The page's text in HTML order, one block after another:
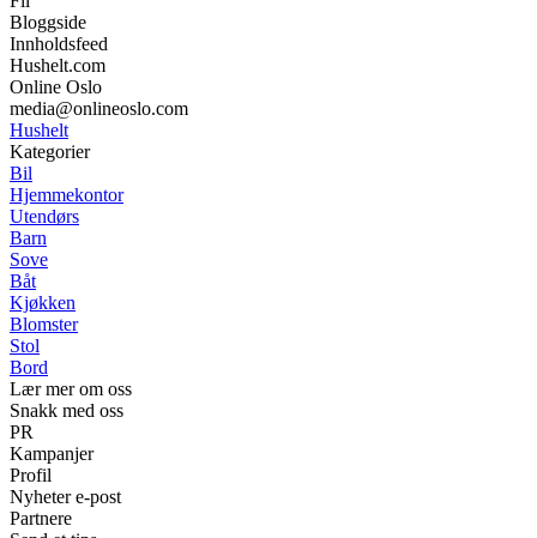
Bloggside
Innholdsfeed
Hushelt.com
Online Oslo
media@onlineoslo.com
Hushelt
Kategorier
Bil
Hjemmekontor
Utendørs
Barn
Sove
Båt
Kjøkken
Blomster
Stol
Bord
Lær mer om oss
Snakk med oss
PR
Kampanjer
Profil
Nyheter e-post
Partnere